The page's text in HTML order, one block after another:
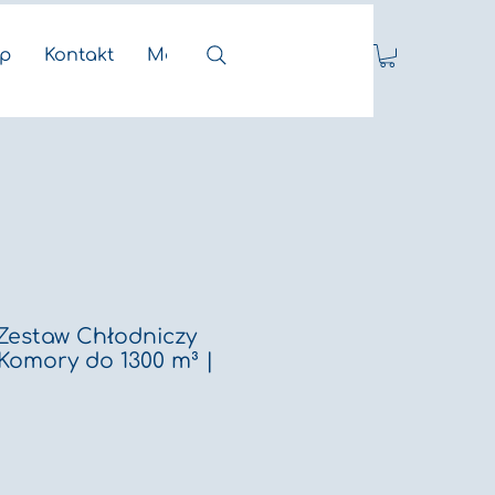
Kontakt More
Chłodniczy
do 1300 m³ |